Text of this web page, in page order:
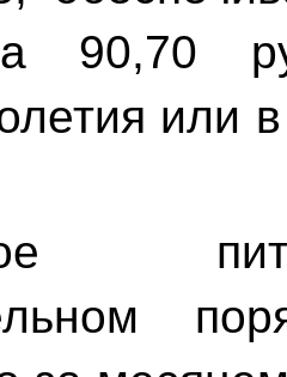
90,70
или